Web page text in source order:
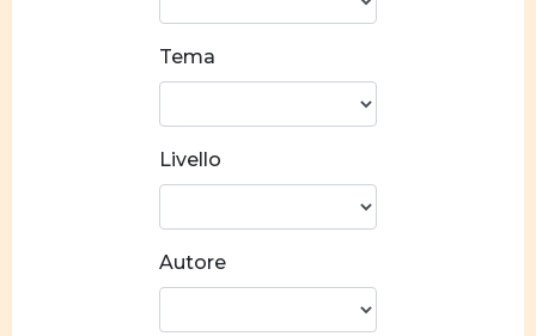
Prevenzione alla
violenza
personale
Costruzione
Socializzazione
Relazioni di
Tema
Livello
Autore